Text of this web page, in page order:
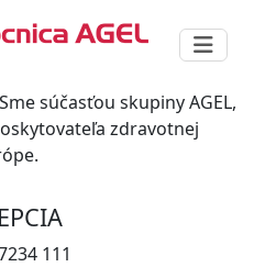
Sme súčasťou skupiny AGEL,
zdravotnej
111